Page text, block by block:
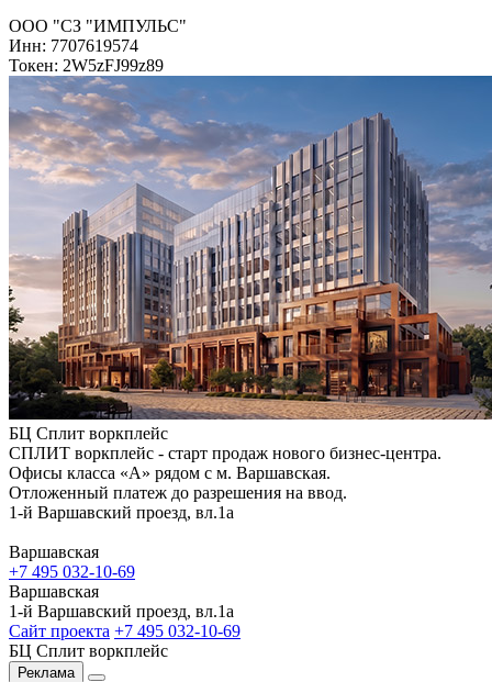
ООО "СЗ "ИМПУЛЬС"
Инн: 7707619574
Токен: 2W5zFJ99z89
БЦ Сплит воркплейс
СПЛИТ воркплейс - старт продаж нового бизнес-центра.
Офисы класса «А» рядом с м. Варшавская.
Отложенный платеж до разрешения на ввод.
1-й Варшавский проезд, вл.1а
Варшавская
+7 495 032-10-69
Варшавская
1-й Варшавский проезд, вл.1а
Сайт проекта +7 495 032-10-69
БЦ Сплит воркплейс
Реклама